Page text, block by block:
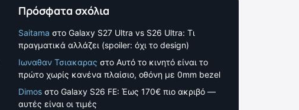
Πρόσφατα σχόλια
SaitamaστοGalaxy S27 Ultra vs S26 Ultra: Τι
πραγματικά αλλάζει (spoiler: όχι το design)
Ιωναθαν ΤσιακαραςστοΑυτό το κινητό είναι το
πρώτο χωρίς κανένα πλαίσιο, οθόνη με 0mm bezel
DimosστοGalaxy S26 FE: Έως 170€ πιο ακριβό —
αυτές είναι οι τιμές